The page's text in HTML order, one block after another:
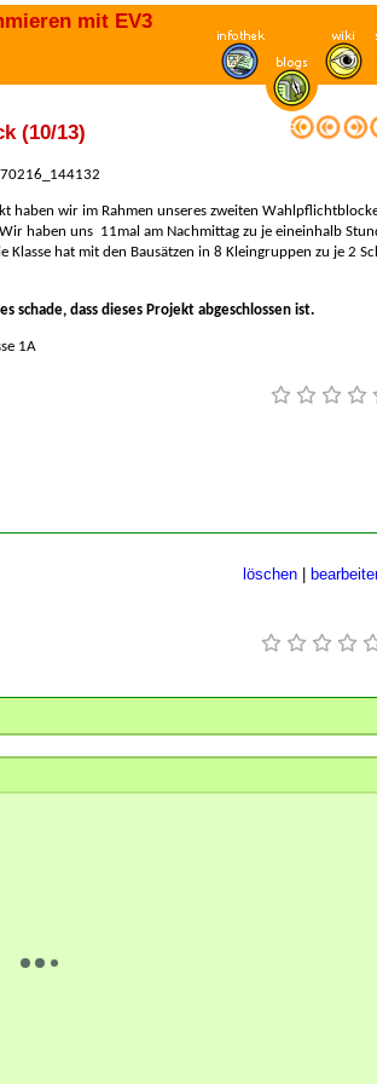
mit EV3
(10/13)
haben wir im Rahmen unseres zweiten
haben uns 11mal am Nachmittag zu je eineinhalb
Klasse hat mit den Bausätzen in 8 Kleingruppen zu je 2
schade, dass dieses Projekt abgeschlossen ist.
1A
löschen